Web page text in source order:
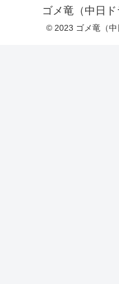
ゴメ竜（中日ド
© 2023 ゴメ竜（中